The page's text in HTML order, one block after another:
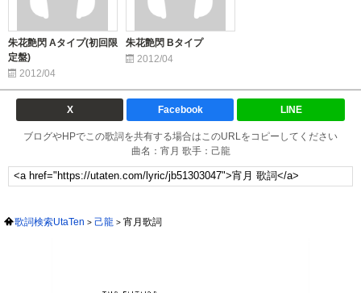
朱花艶閃 Aタイプ(初回限
定盤)
2012/04
朱花艶閃 Bタイプ
2012/04
X Facebook LINE
ブログやHPでこの歌詞を共有する場合はこのURLをコピーしてください
曲名：宵月 歌手：己龍
歌詞検索UtaTen 己龍 宵月歌詞